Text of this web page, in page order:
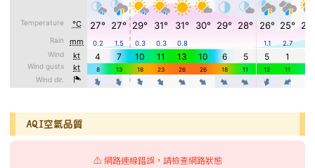
AQI空氣品質
⚠️ 網路連線錯誤，請檢查網路狀態